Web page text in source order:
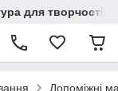
для творчості
Допоміжні